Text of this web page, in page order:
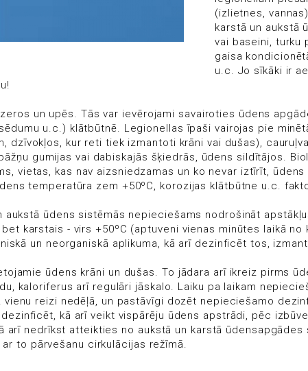
(izlietnes,
karstā un aukstā
vai baseini, turku
gaisa
u.c. Jo sīkāki ir
un upēs. Tās var ievērojami savairoties ūdens
u.c.) klātbūtnē. Legionellas īpaši vairojas pie
dzīvokļos, kur reti tiek izmantoti krāni vai dušas),
gumijas vai dabiskajās šķiedrās, ūdens sildītājos.
vietas, kas nav aizsniedzamas un ko nevar iztīrīt,
temperatūra zem +50ºC, korozijas klātbūtne u.c.
ūdens sistēmās nepieciešams nodrošināt
karstais - virs +50ºC (aptuveni vienas minūtes laikā
un neorganiskā aplikuma, kā arī dezinficēt tos,
ūdens krāni un dušas. To jādara arī ikreiz pirms
kaloriferus arī regulāri jāskalo. Laiku pa laikam
reizi nedēļā, un pastāvīgi dozēt nepieciešamo
kā arī veikt vispārēju ūdens apstrādi, pēc
nedrīkst atteikties no aukstā un karstā ūdensapgādes
to pārvešanu cirkulācijas režīmā.